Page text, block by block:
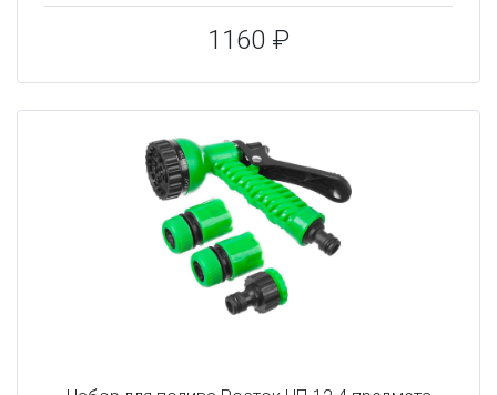
1160 ₽